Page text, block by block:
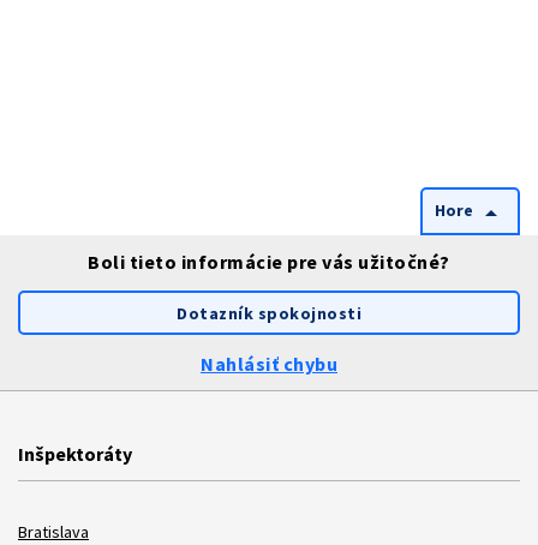
Hore arrow_drop_up
Boli tieto informácie pre vás užitočné?
Dotazník spokojnosti
Nahlásiť chybu
Inšpektoráty
Bratislava